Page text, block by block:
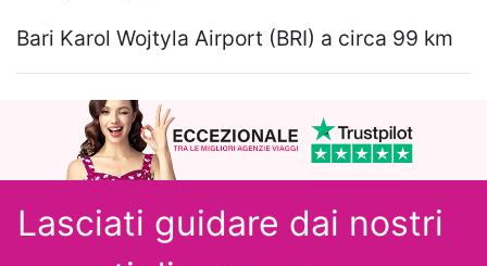
Bari Karol Wojtyla Airport (BRI) a circa 99 km
Lasciati guidare dai nostri